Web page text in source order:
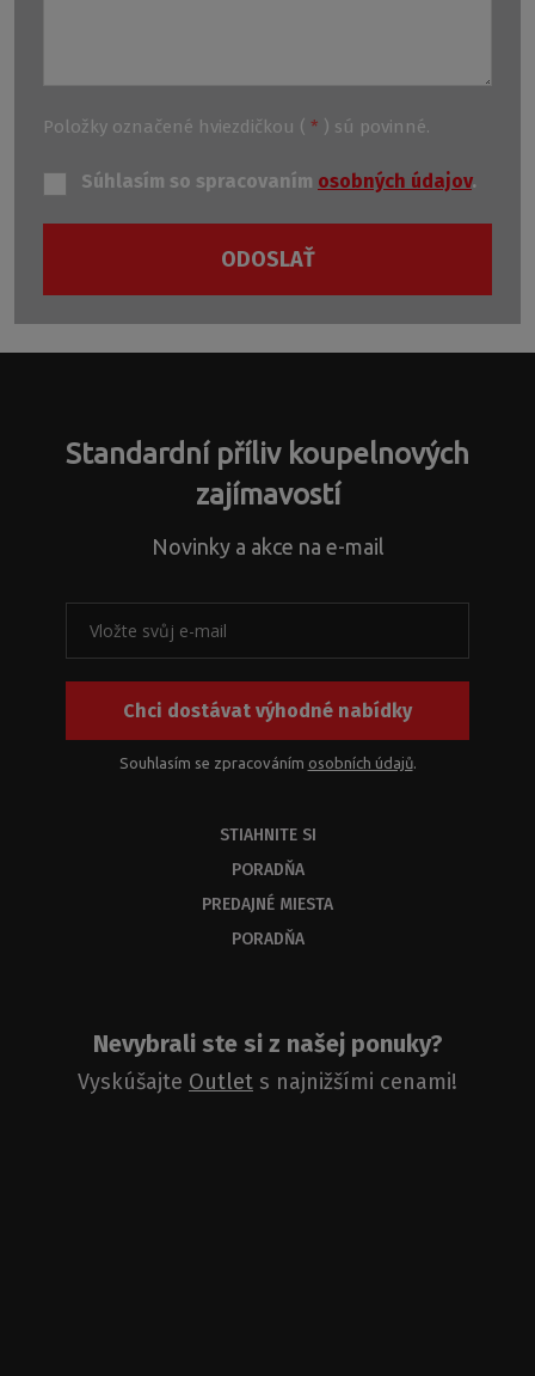
Položky označené hviezdičkou ( * ) sú povinné.
Súhlasím so spracovaním osobných údajov.
ODOSLAŤ
sa
nepodarilo
Standardní příliv koupelnových
zajímavostí
Novinky a akce na e-mail
Chci dostávat výhodné nabídky
Souhlasím se zpracováním osobních údajů.
STIAHNITE SI
PORADŇA
PREDAJNÉ MIESTA
PORADŇA
Nevybrali ste si z našej ponuky?
Vyskúšajte Outlet s najnižšími cenami!